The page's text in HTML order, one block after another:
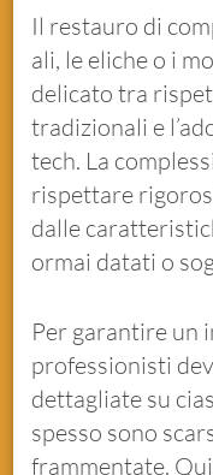
Il restauro di
ali, le eliche o i
delicato tra
tradizionali e
tech. La
rispettare
dalle
ormai datati o
Per garantire un
professionisti
dettagliate su
spesso sono
frammentate.